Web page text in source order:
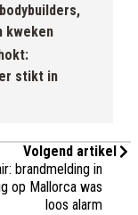
kweken
stikt in
Volgend artikel
brandmelding in
op Mallorca was
loos alarm